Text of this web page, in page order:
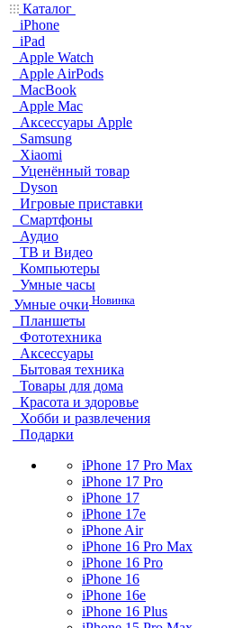
Каталог
iPhone
iPad
Apple Watch
Apple AirPods
MacBook
Apple Mac
Аксессуары Apple
Samsung
Xiaomi
Уценённый товар
Dyson
Игровые приставки
Смартфоны
Аудио
ТВ и Видео
Компьютеры
Умные часы
Умные очки Новинка
Планшеты
Фототехника
Аксессуары
Бытовая техника
Товары для дома
Красота и здоровье
Хобби и развлечения
Подарки
iPhone 17 Pro Max
iPhone 17 Pro
iPhone 17
iPhone 17e
iPhone Air
iPhone 16 Pro Max
iPhone 16 Pro
iPhone 16
iPhone 16e
iPhone 16 Plus